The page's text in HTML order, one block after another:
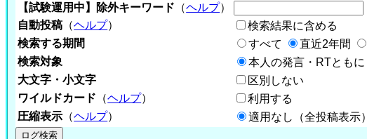
【試験運用中】除外キーワード （ヘルプ）
自動投稿 （ヘルプ）
検索結果に含める
検索する期間
すべて 直近2年間
検索対象
本人の発言・RTともに
大文字・小文字
区別しない
ワイルドカード （ヘルプ）
利用する
圧縮表示 （ヘルプ） 適用なし（全投稿表示）